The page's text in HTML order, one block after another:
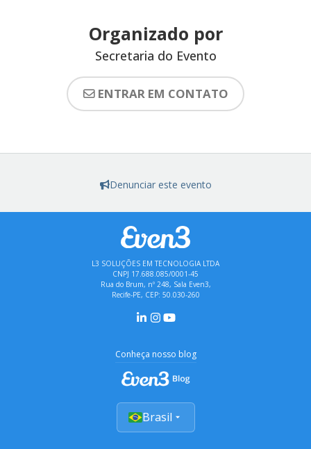
Organizado por
Secretaria do Evento
ENTRAR EM CONTATO
Denunciar este evento
L3 SOLUÇÕES EM TECNOLOGIA LTDA
CNPJ 17.688.085/0001-45
Rua do Brum, nº 248, Sala Even3,
Recife-PE, CEP: 50.030-260
Conheça nosso blog
Brasil